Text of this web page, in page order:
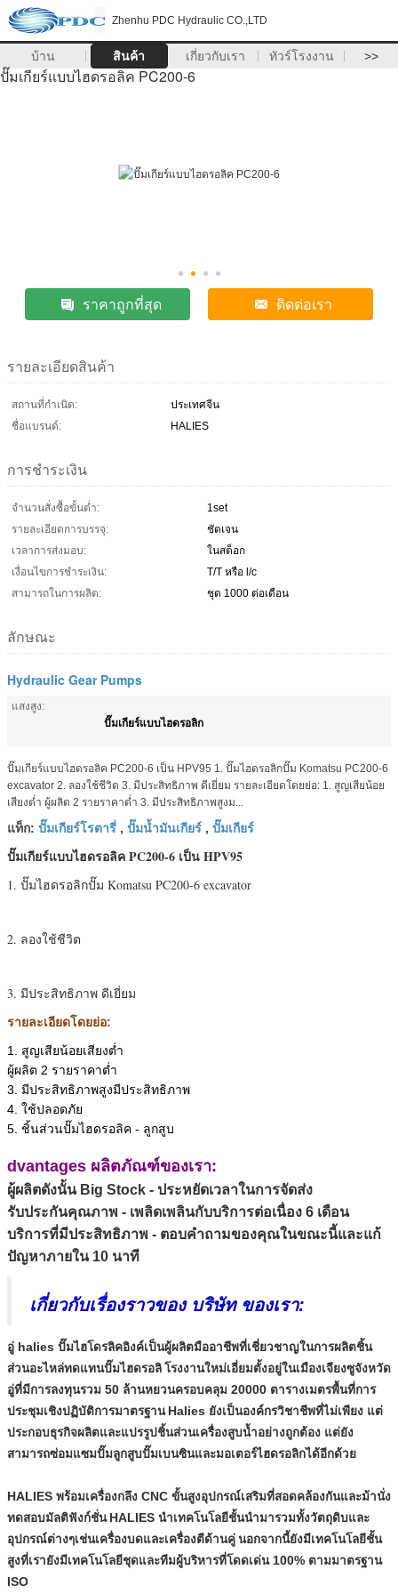
Zhenhu PDC Hydraulic CO.,LTD
บ้าน สินค้า เกี่ยวกับเรา ทัวร์โรงงาน >>
ปั๊มเกียร์แบบไฮดรอลิค PC200-6
ราคาถูกที่สุด ติดต่อเรา
รายละเอียดสินค้า
สถานที่กำเนิด:
ประเทศจีน
ชื่อแบรนด์:
HALIES
การชำระเงิน
จำนวนสั่งซื้อขั้นต่ำ:
1set
รายละเอียดการบรรจุ:
ชัดเจน
เวลาการส่งมอบ:
ในสต็อก
เงื่อนไขการชำระเงิน:
T/T หรือ l/c
สามารถในการผลิต:
ชุด 1000 ต่อเดือน
ลักษณะ
Hydraulic Gear Pumps
แสงสูง:
ปั๊มเกียร์แบบไฮดรอลิก
ปั๊มเกียร์แบบไฮดรอลิค PC200-6 เป็น HPV95 1. ปั๊มไฮดรอลิกปั๊ม Komatsu PC200-6
excavator 2. ลองใช้ชีวิต 3. มีประสิทธิภาพ ดีเยี่ยม รายละเอียดโดยย่อ: 1. สูญเสียน้อย
เสียงต่ำ ผู้ผลิต 2 รายราคาต่ำ 3. มีประสิทธิภาพสูงม...
แท็ก: ปั๊มเกียร์โรตารี่ , ปั๊มน้ำมันเกียร์ , ปั๊มเกียร์
ปั๊มเกียร์แบบไฮดรอลิค PC200-6 เป็น HPV95
1. ปั๊มไฮดรอลิกปั๊ม Komatsu PC200-6 excavator
2. ลองใช้ชีวิต
3. มีประสิทธิภาพ ดีเยี่ยม
รายละเอียดโดยย่อ:
1. สูญเสียน้อยเสียงต่ำ
ผู้ผลิต 2 รายราคาต่ำ
3. มีประสิทธิภาพสูงมีประสิทธิภาพ
4. ใช้ปลอดภัย
5. ชิ้นส่วนปั๊มไฮดรอลิค - ลูกสูบ
dvantages ผลิตภัณฑ์ของเรา:
ผู้ผลิตดังนั้น Big Stock - ประหยัดเวลาในการจัดส่ง
รับประกันคุณภาพ - เพลิดเพลินกับบริการต่อเนื่อง 6 เดือน
บริการที่มีประสิทธิภาพ - ตอบคำถามของคุณในขณะนี้และแก้
ปัญหาภายใน 10 นาที
เกี่ยวกับเรื่องราวของ บริษัท ของเรา:
อู่ halies ปั๊มไฮโดรลิคอิงค์เป็นผู้ผลิตมืออาชีพที่เชี่ยวชาญในการผลิตชิ้น
ส่วนอะไหล่ทดแทนปั๊มไฮดรอลิ โรงงานใหม่เอี่ยมตั้งอยู่ในเมืองเจียงซูจังหวัด
อู่ที่มีการลงทุนรวม 50 ล้านหยวนครอบคลุม 20000 ตารางเมตรพื้นที่การ
ประชุมเชิงปฏิบัติการมาตรฐาน Halies ยังเป็นองค์กรวิชาชีพที่ไม่เพียง แต่
ประกอบธุรกิจผลิตและแปรรูปชิ้นส่วนเครื่องสูบน้ำอย่างถูกต้อง แต่ยัง
สามารถซ่อมแซมปั๊มลูกสูบปั๊มเบนซินและมอเตอร์ไฮดรอลิกได้อีกด้วย
HALIES พร้อมเครื่องกลึง CNC ขั้นสูงอุปกรณ์เสริมที่สอดคล้องกันและม้านั่ง
ทดสอบมัลติฟังก์ชั่น HALIES นำเทคโนโลยีชั้นนำมารวมทั้งวัตถุดิบและ
อุปกรณ์ต่างๆเช่นเครื่องบดและเครื่องตีด้านคู่ นอกจากนี้ยังมีเทคโนโลยีชั้น
สูงที่เรายังมีเทคโนโลยีชุดและทีมผู้บริหารที่โดดเด่น 100% ตามมาตรฐาน
ISO